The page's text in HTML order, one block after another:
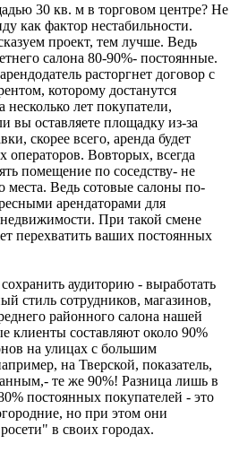
30 кв. м в торговом центре? Не
как фактор нестабильности.
проект, тем лучше. Ведь
салона 80-90%- постоянные.
расторгнет договор с
которому достанутся
лет покупатели,
вы оставляете площадку из-за
скорее всего, аренда будет
операторов. Вовторых, всегда
помещение по соседству- не
места. Ведь сотовые салоны по-
арендаторами для
При такой смене
перехватить ваших постоянных
аудиторию - выработать
стиль сотрудников, магазинов,
районного салона нашей
клиенты составляют около 90%
на улицах с большим
на Тверской, показатель,
те же 90%! Разница лишь в
постоянных покупателей - это
но при этом они
в своих городах.